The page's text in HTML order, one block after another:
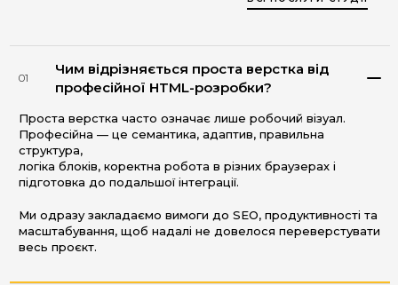
01
Чим відрізняється проста верстка від
професійної HTML-розробки?
Проста верстка часто означає лише робочий візуал.
Професійна — це семантика, адаптив, правильна
структура,
логіка блоків, коректна робота в різних браузерах і
підготовка до подальшої інтеграції.
Ми одразу закладаємо вимоги до SEO, продуктивності та
масштабування, щоб надалі не довелося переверстувати
весь проєкт.